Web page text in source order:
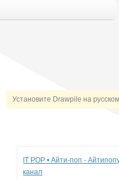
Установите Drawpile на
IT POP • Айти-поп -
канал